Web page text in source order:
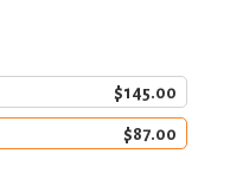
$145.00
$87.00